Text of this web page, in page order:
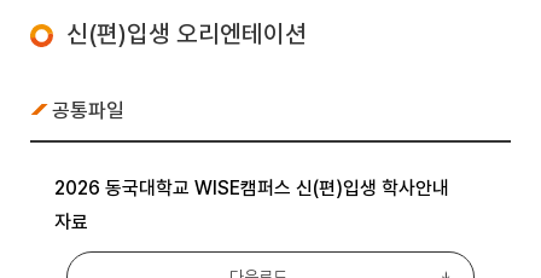
신(편)입생 오리엔테이션
공통파일
2026 동국대학교 WISE캠퍼스 신(편)입생 학사안내
자료